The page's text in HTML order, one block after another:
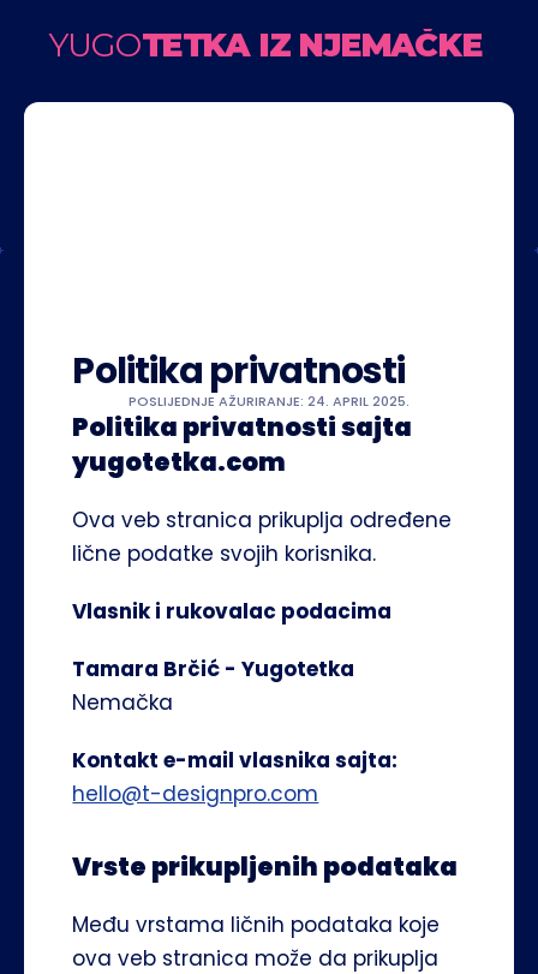
YUGOTETKA IZ NJEMAČKE
Politika privatnosti
POSLIJEDNJE AŽURIRANJE: 24. APRIL 2025.
Politika privatnosti sajta
yugotetka.com
Ova veb stranica prikuplja određene
lične podatke svojih korisnika.
Vlasnik i rukovalac podacima
Tamara Brčić - Yugotetka
Nemačka
Kontakt e-mail vlasnika sajta:
hello@t-designpro.com
Vrste prikupljenih podataka
Među vrstama ličnih podataka koje
ova veb stranica može da prikuplja